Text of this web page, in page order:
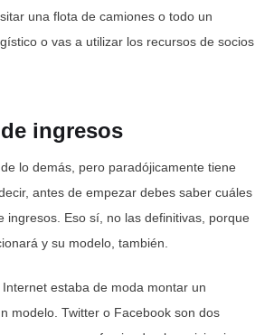
una flota de camiones o todo un
o vas a utilizar los recursos de socios
ingresos
lo demás, pero paradójicamente tiene
antes de empezar debes saber cuáles
ingresos. Eso sí, no las definitivas, porque
y su modelo, también.
Internet estaba de moda montar un
modelo. Twitter o Facebook son dos